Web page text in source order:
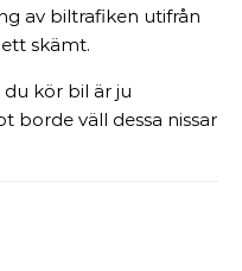
av biltrafiken utifrån
skämt.
kör bil är ju
borde väll dessa nissar